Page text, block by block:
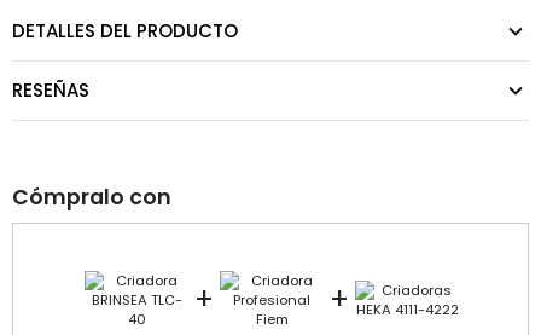
DETALLES DEL PRODUCTO
RESEÑAS
Cómpralo con
+ +